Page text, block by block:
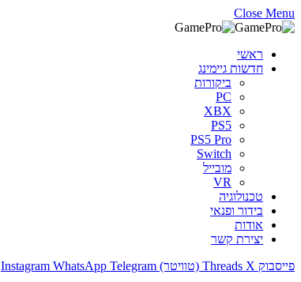
Close Menu
ראשי
חדשות גיימינג
ביקורות
PC
XBX
PS5
PS5 Pro
Switch
מובייל
VR
טכנולוגיה
בידור ופנאי
אודות
יצירת קשר
פייסבוק
Threads X (טוויטר) Instagram WhatsApp Telegram